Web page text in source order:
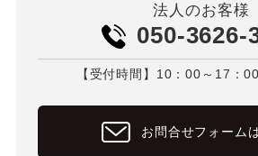
法人のお客様
050-3626-
【受付時間】10：00～17：
お問合せフォーム